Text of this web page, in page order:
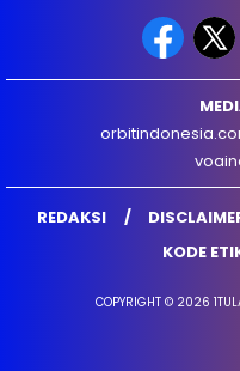
REDAKSI
KODE
COPYRIGHT © 2026